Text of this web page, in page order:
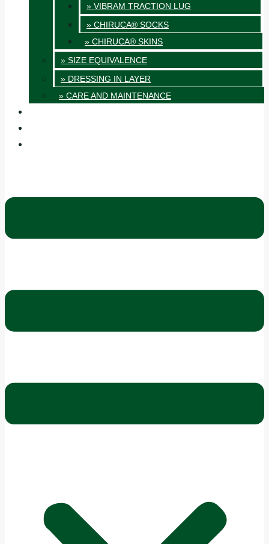
» VIBRAM TRACTION LUG
» CHIRUCA® SOCKS
» CHIRUCA® SKINS
» SIZE EQUIVALENCE
» DRESSING IN LAYER
» CARE AND MAINTENANCE